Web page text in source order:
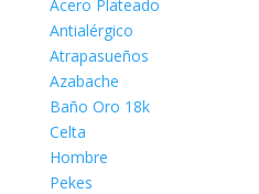
Acero Plateado
Antialérgico
Atrapasueños
Azabache
Baño Oro 18k
Celta
Hombre
Pekes